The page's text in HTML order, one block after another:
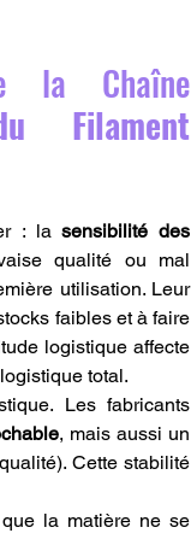
la Chaîne
Filament
: la sensibilité des
qualité ou mal
utilisation. Leur
faibles et à faire
logistique affecte
total.
Les fabricants
Cette stabilité
la matière ne se